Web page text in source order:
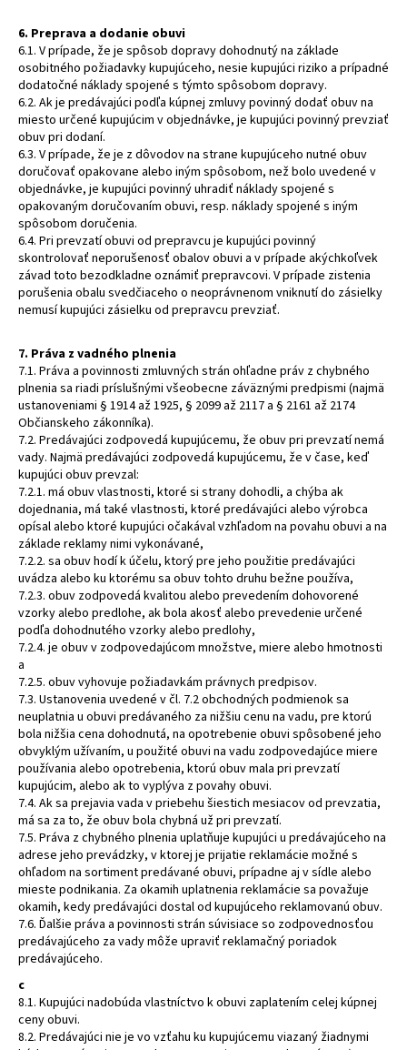
6. Preprava a dodanie obuvi
6.1. V prípade, že je spôsob dopravy dohodnutý na základe
osobitného požiadavky kupujúceho, nesie kupujúci riziko a prípadné
dodatočné náklady spojené s týmto spôsobom dopravy.
6.2. Ak je predávajúci podľa kúpnej zmluvy povinný dodať obuv na
miesto určené kupujúcim v objednávke, je kupujúci povinný prevziať
obuv pri dodaní.
6.3. V prípade, že je z dôvodov na strane kupujúceho nutné obuv
doručovať opakovane alebo iným spôsobom, než bolo uvedené v
objednávke, je kupujúci povinný uhradiť náklady spojené s
opakovaným doručovaním obuvi, resp. náklady spojené s iným
spôsobom doručenia.
6.4. Pri prevzatí obuvi od prepravcu je kupujúci povinný
skontrolovať neporušenosť obalov obuvi a v prípade akýchkoľvek
závad toto bezodkladne oznámiť prepravcovi. V prípade zistenia
porušenia obalu svedčiaceho o neoprávnenom vniknutí do zásielky
nemusí kupujúci zásielku od prepravcu prevziať.
7. Práva z vadného plnenia
7.1. Práva a povinnosti zmluvných strán ohľadne práv z chybného
plnenia sa riadi príslušnými všeobecne záväznými predpismi (najmä
ustanoveniami § 1914 až 1925, § 2099 až 2117 a § 2161 až 2174
Občianskeho zákonníka).
7.2. Predávajúci zodpovedá kupujúcemu, že obuv pri prevzatí nemá
vady. Najmä predávajúci zodpovedá kupujúcemu, že v čase, keď
kupujúci obuv prevzal:
7.2.1. má obuv vlastnosti, ktoré si strany dohodli, a chýba ak
dojednania, má také vlastnosti, ktoré predávajúci alebo výrobca
opísal alebo ktoré kupujúci očakával vzhľadom na povahu obuvi a na
základe reklamy nimi vykonávané,
7.2.2. sa obuv hodí k účelu, ktorý pre jeho použitie predávajúci
uvádza alebo ku ktorému sa obuv tohto druhu bežne používa,
7.2.3. obuv zodpovedá kvalitou alebo prevedením dohovorené
vzorky alebo predlohe, ak bola akosť alebo prevedenie určené
podľa dohodnutého vzorky alebo predlohy,
7.2.4. je obuv v zodpovedajúcom množstve, miere alebo hmotnosti
a
7.2.5. obuv vyhovuje požiadavkám právnych predpisov.
7.3. Ustanovenia uvedené v čl. 7.2 obchodných podmienok sa
neuplatnia u obuvi predávaného za nižšiu cenu na vadu, pre ktorú
bola nižšia cena dohodnutá, na opotrebenie obuvi spôsobené jeho
obvyklým užívaním, u použité obuvi na vadu zodpovedajúce miere
používania alebo opotrebenia, ktorú obuv mala pri prevzatí
kupujúcim, alebo ak to vyplýva z povahy obuvi.
7.4. Ak sa prejavia vada v priebehu šiestich mesiacov od prevzatia,
má sa za to, že obuv bola chybná už pri prevzatí.
7.5. Práva z chybného plnenia uplatňuje kupujúci u predávajúceho na
adrese jeho prevádzky, v ktorej je prijatie reklamácie možné s
ohľadom na sortiment predávané obuvi, prípadne aj v sídle alebo
mieste podnikania. Za okamih uplatnenia reklamácie sa považuje
okamih, kedy predávajúci dostal od kupujúceho reklamovanú obuv.
7.6. Ďalšie práva a povinnosti strán súvisiace so zodpovednosťou
predávajúceho za vady môže upraviť reklamačný poriadok
predávajúceho.
c
8.1. Kupujúci nadobúda vlastníctvo k obuvi zaplatením celej kúpnej
ceny obuvi.
8.2. Predávajúci nie je vo vzťahu ku kupujúcemu viazaný žiadnymi